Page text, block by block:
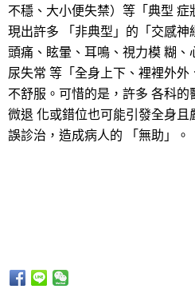
不穩、大小便失禁）等「典型
現出許多 「非典型」的「交感
頭痛、眩暈、耳鳴、視力模 糊
尿失常 等「全身上下、裡裡外
不舒服。可惜的是，許多 各科
微退 化或錯位也可能引發全身
誤診治，造成病人的 「無助」。